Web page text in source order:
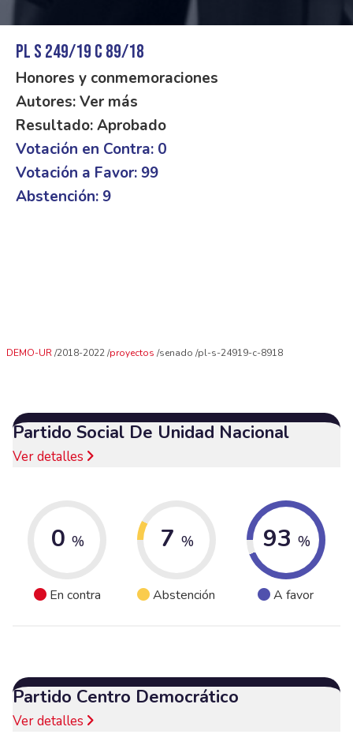
PL S 249/19 C 89/18
Honores y conmemoraciones
Autores: Ver más
Resultado: Aprobado
Votación en Contra: 0
Votación a Favor: 99
Abstención: 9
DEMO-UR 2018-2022 proyectos senado pl-s-24919-c-8918
Partido Social De Unidad Nacional
Ver detalles
0 %
En contra
7 %
Abstención
93 %
A favor
Partido Centro Democrático
Ver detalles